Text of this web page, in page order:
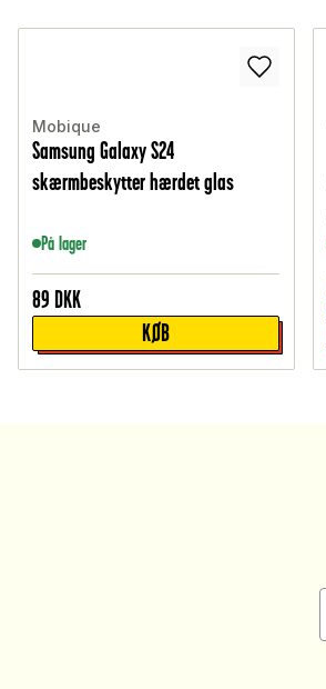
Mobique
Samsung Galaxy S24
skærmbeskytter hærdet glas
På lager
89 DKK
KØB